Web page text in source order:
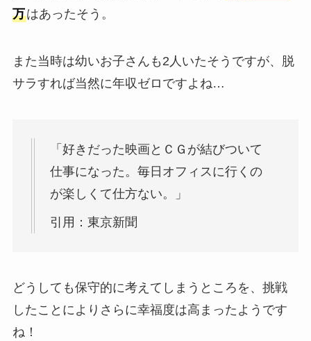
万はあったそう。
また当時は幼いお子さんも2人いたそうですが、脱
サラすれば当然に年収ゼロですよね…
「好きだった映画とＣＧが結びついて
仕事になった。毎日オフィスに行くの
が楽しくて仕方ない。」
引用：東京新聞
どうしても保守的に考えてしまうところを、挑戦
したことによりさらに幸福度は高まったようです
ね！